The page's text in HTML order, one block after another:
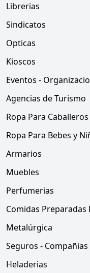
Librerias
Sindicatos
Opticas
Kioscos
Eventos -
Agencias de Turismo
Ropa Para Caballeros
Ropa Para Bebes y
Armarios
Muebles
Perfumerias
Comidas Preparadas
Metalúrgica
Seguros - Compañias
Heladerias